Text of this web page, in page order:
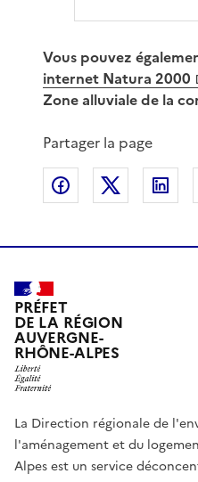
Vous pouvez
internet Natura 2000
Zone alluviale de la
Partager la page
Partager surPartager
PRÉFET
DE LA RÉGION
AUVERGNE-
RHÔNE-ALPES
La Direction régionale de
l'aménagement et du
Alpes est un service